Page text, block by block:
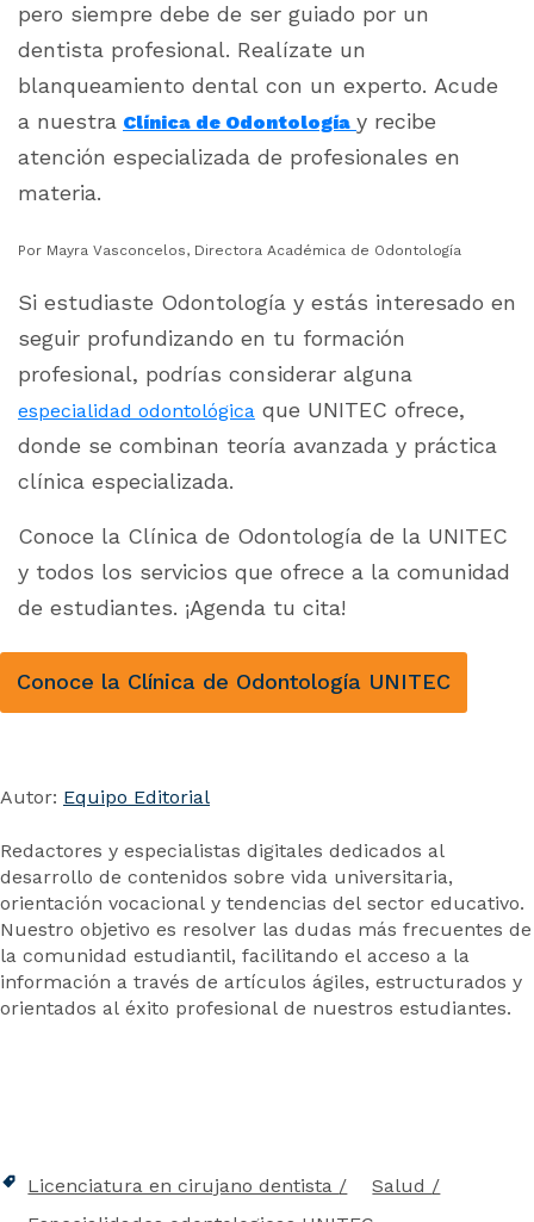
pero siempre debe de ser guiado por un
dentista profesional. Realízate un
blanqueamiento dental con un experto. Acude
a nuestra Clínica de Odontología y recibe
atención especializada de profesionales en
materia.
Por Mayra Vasconcelos, Directora Académica de Odontología
Si estudiaste Odontología y estás interesado en
seguir profundizando en tu formación
profesional, podrías considerar alguna
especialidad odontológica que UNITEC ofrece,
donde se combinan teoría avanzada y práctica
clínica especializada.
Conoce la Clínica de Odontología de la UNITEC
y todos los servicios que ofrece a la comunidad
de estudiantes. ¡Agenda tu cita!
Conoce la Clínica de Odontología UNITEC
Autor: Equipo Editorial
Redactores y especialistas digitales dedicados al
desarrollo de contenidos sobre vida universitaria,
orientación vocacional y tendencias del sector educativo.
Nuestro objetivo es resolver las dudas más frecuentes de
la comunidad estudiantil, facilitando el acceso a la
información a través de artículos ágiles, estructurados y
orientados al éxito profesional de nuestros estudiantes.
Licenciatura en cirujano dentista
Salud